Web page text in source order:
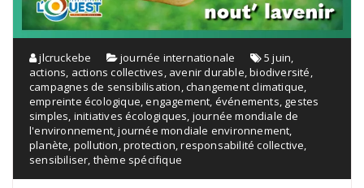
jlcruckebe journée internationale 5 juin,
actions, actions collectives, avenir durable,biodiversité,
campagnes de sensibilisation,changement climatique,
empreinte écologique,engagement, événements, gestes
simples, initiatives écologiques, journée mondiale de
l'environnement,journée mondiale environnement,
planète, pollution,protection,responsabilité collective,
sensibiliser, thème spécifique